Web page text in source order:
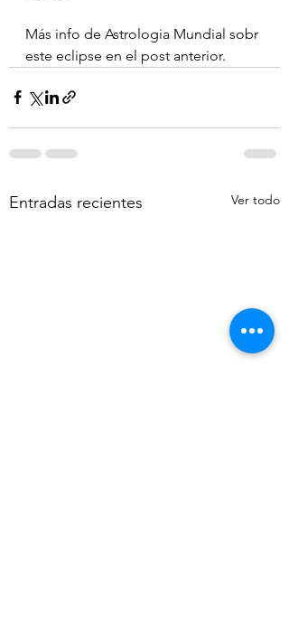
Más info de Astrologia Mundial sobr
este eclipse en el post anterior.
Entradas recientes Ver todo